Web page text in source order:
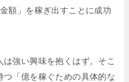
額」を稼ぎ出すことに成功
強い興味を抱くはず。そこ
つ「億を稼ぐための具体的な